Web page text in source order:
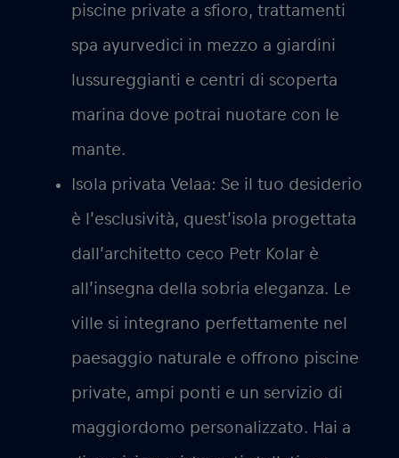
piscine private a sfioro, trattamenti
spa ayurvedici in mezzo a giardini
lussureggianti e centri di scoperta
marina dove potrai nuotare con le
mante.
Isola privata Velaa: Se il tuo desiderio
è l’esclusività, quest’isola progettata
dall’architetto ceco Petr Kolar è
all’insegna della sobria eleganza. Le
ville si integrano perfettamente nel
paesaggio naturale e offrono piscine
private, ampi ponti e un servizio di
maggiordomo personalizzato. Hai a